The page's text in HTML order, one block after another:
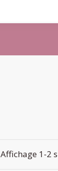
Affichage 1-2